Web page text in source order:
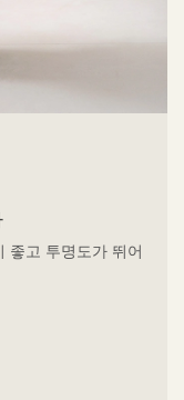
좋고 투명도가 뛰어